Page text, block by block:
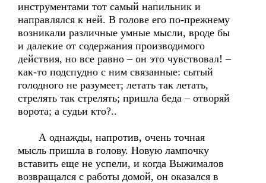
инструментами тот самый напильник и
направлялся к ней. В голове его по-прежнему
возникали различные умные мысли, вроде бы
и далекие от содержания производимого
действия, но все равно – он это чувствовал! –
как-то подспудно с ним связанные: сытый
голодного не разумеет; летать так летать,
стрелять так стрелять; пришла беда – отворяй
ворота; а судьи кто?..
А однажды, напротив, очень точная
мысль пришла в голову. Новую лампочку
вставить еще не успели, и когда Выжималов
возвращался с работы домой, он оказался в